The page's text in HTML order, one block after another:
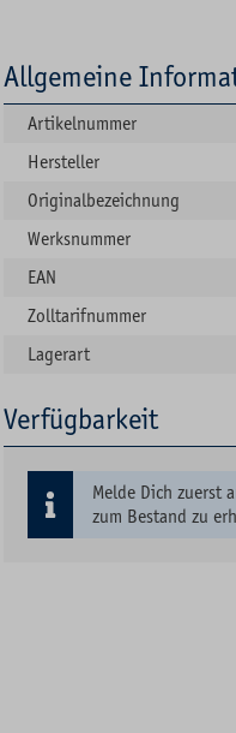
Allgemeine
Artikelnummer
Hersteller
Originalbezeichnung
Werksnummer
EAN
Zolltarifnummer
Lagerart
Verfügbarkeit
Melde Dich zuerst
zum Bestand zu